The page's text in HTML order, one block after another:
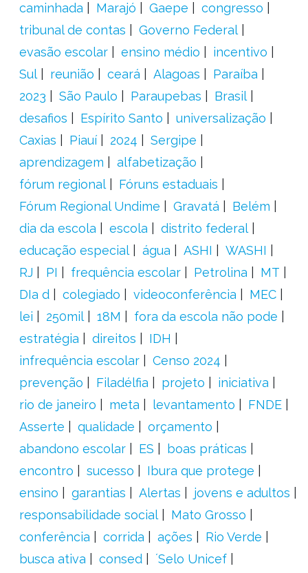
caminhada
Marajó Gaepe
congresso
tribunal de contas
Governo Federal
evasão escolar
ensino médio
incentivo
Sul
reunião ceará Alagoas
Paraíba
2023
São Paulo Paraupebas
Brasil
desafios
Espírito Santo
universalização
Caxias
Piauí 2024
Sergipe
aprendizagem
alfabetização
fórum regional
Fóruns estaduais
Fórum Regional Undime
Gravatá
Belém
dia da escola
escola
distrito federal
educação especial
água ASHI
WASHI
RJ
PI frequência escolar Petrolina
MT
DIa d
colegiado videoconferência
MEC
lei
250mil 18M
fora da escola não pode
estratégia
direitos
IDH
infrequência escolar
Censo 2024
prevenção
Filadélfia projeto
iniciativa
rio de janeiro
meta levantamento
FNDE
Asserte
qualidade
orçamento
abandono escolar
ES
boas práticas
encontro
sucesso
Ibura que protege
ensino
garantias Alertas
jovens e adultos
responsabilidade social
Mato Grosso
conferência
corrida ações
Rio Verde
busca ativa
consed
´Selo Unicef